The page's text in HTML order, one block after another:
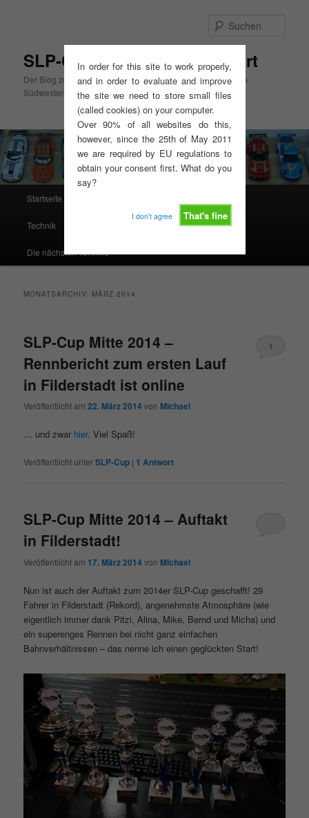
In order for this site to work properly,
and in order to evaluate and improve
the site we need to store small files
(called cookies) on your computer.
Over 90% of all websites do this,
however, since the 25th of May 2011
we are required by EU regulations to
obtain your consent first. What do you
say?
That's fine
I don't agree
SLP-Cup Mitte, GT3-Slotsport
Der Blog zum SLP-Cup Mitte und zur GT3-Slotsport Serie im
Südwesten
Startseite
Technik Rennserien West
Die nächsten Termine
MONATSARCHIV: MÄRZ 2014
SLP-Cup Mitte 2014 –
Rennbericht zum ersten Lauf
in Filderstadt ist online
Veröffentlicht am22. März 2014 von Michael
1
… und zwar hier. Viel Spaß!
Veröffentlicht unterSLP-Cup | 1 Antwort
SLP-Cup Mitte 2014 – Auftakt
in Filderstadt!
Veröffentlicht am 17. März 2014 von Michael
Nun ist auch der Auftakt zum 2014er SLP-Cup geschafft! 29
Fahrer in Filderstadt (Rekord), angenehmste Atmosphäre (wie
eigentlich immer dank Pitzi, Alina, Mike, Bernd und Micha) und
ein superenges Rennen bei nicht ganz einfachen
Bahnverhältnissen – das nenne ich einen geglückten Start!